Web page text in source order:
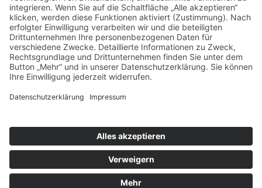
Kosmetik Mossautal.
In der Nähe von Erbach, Heppenheim, Weinheim, Fürth,
Rimbach, Mörlenbach Hessische Odenwald & Bergstraße
Realisiert vonwww.geh-online.eu
Impressum Datenschutz|Disclaimer
fa fa-facebook-official